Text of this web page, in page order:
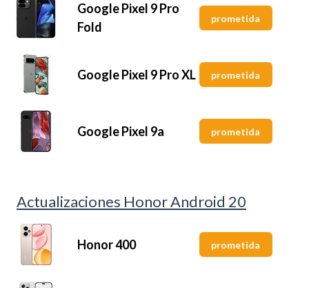
Google Pixel 9 Pro
Fold
prometida
Google Pixel 9 Pro XL prometida
Google Pixel 9a prometida
Actualizaciones Honor Android 20
Honor 400 prometida